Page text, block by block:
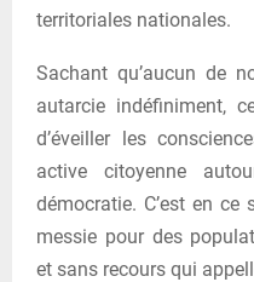
territoriales nationales.
Sachant qu’aucun de
autarcie indéfiniment,
d’éveiller les
active citoyenne
démocratie. C’est en ce
messie pour des
et sans recours qui